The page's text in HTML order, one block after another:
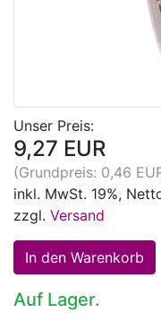
Unser Preis:
9,27 EUR
(Grundpreis: 0,46
inkl. MwSt. 19%,
zzgl. Versand
Auf Lager.